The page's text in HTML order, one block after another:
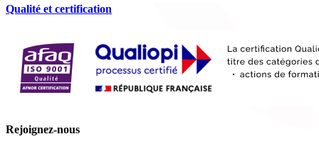
Qualité et certification
Rejoignez-nous